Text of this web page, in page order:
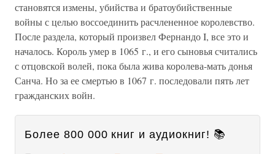
становятся измены, убийства и братоубийственные
войны с целью воссоединить расчлененное королевство.
После раздела, который произвел Фернандо I, все это и
началось. Король умер в 1065 г., и его сыновья считались
с отцовской волей, пока была жива королева-мать донья
Санча. Но за ее смертью в 1067 г. последовали пять лет
гражданских войн.
Более 800 000 книг и аудиокниг! 📚